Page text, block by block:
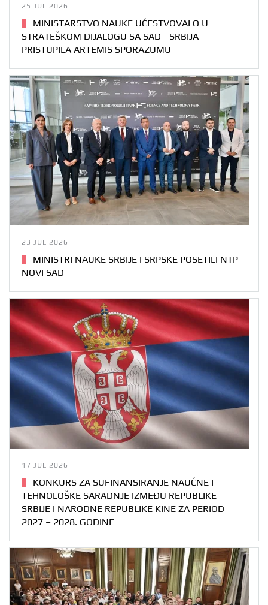
25 JUL 2026
MINISTARSTVO NAUKE UČESTVOVALO U
STRATEŠKOM DIJALOGU SA SAD - SRBIJA
PRISTUPILA ARTEMIS SPORAZUMU
23 JUL 2026
MINISTRI NAUKE SRBIJE I SRPSKE POSETILI NTP
NOVI SAD
17 JUL 2026
KONKURS ZA SUFINANSIRANJE NAUČNE I
TEHNOLOŠKE SARADNJE IZMEĐU REPUBLIKE
SRBIJE I NARODNE REPUBLIKE KINE ZA PERIOD
2027 – 2028. GODINE